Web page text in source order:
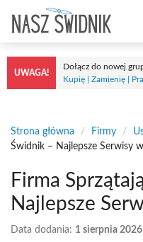
treści
UWAGA!
Dołącz do nowej
Kupię | Zamienię |
Strona główna / Firmy /
Świdnik – Najlepsze Serwisy
Firma
Najlepsze
Data dodania: 1 sierpnia 2026